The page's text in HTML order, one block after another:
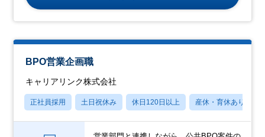
BPO営業企画職
キャリアリンク株式会社
正社員採用 土日祝休み 休日120日以上 産休・育休あり